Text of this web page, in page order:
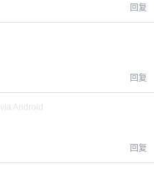
回复
回复
via Android
回复